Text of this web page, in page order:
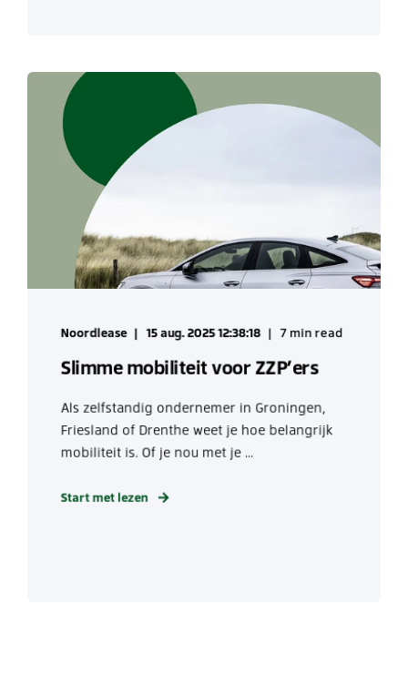
Noordlease 15 aug. 2025 12:38:18 7 min read
Slimme mobiliteit voor ZZP’ers
Als zelfstandig ondernemer in Groningen,
Friesland of Drenthe weet je hoe belangrijk
mobiliteit is. Of je nou met je ...
Start met lezen